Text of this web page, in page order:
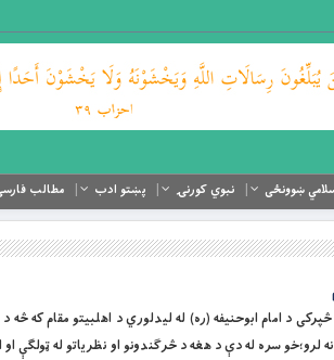
ښوونځی نبوي کورنۍ پښتو ادب مطالب
د امام ابوحنيفه (ره) له ليدلوري د اهلبيتو مقام که څه
لرو؛خو سره له دې د هغه د څرګندونو او نظرياتو له ټولګې